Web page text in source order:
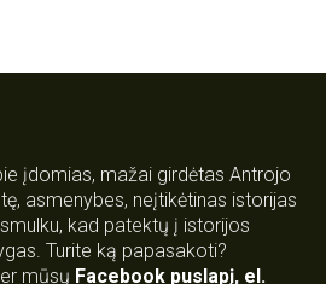
įdomias, mažai girdėtas Antrojo
asmenybes, neįtikėtinas istorijas
kad patektų į istorijos
Turite ką papasakoti?
mūsų Facebook puslapį, el.